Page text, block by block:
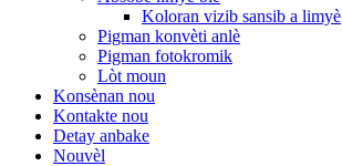
Koloran vizib sansib a limyè
Pigman konvèti anlè
Pigman fotokromik
Lòt moun
Konsènan nou
Kontakte nou
Detay anbake
Nouvèl